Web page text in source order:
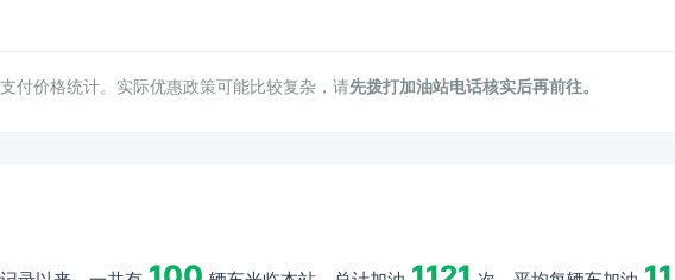
付价格统计。实际优惠政策可能比较复杂，请先拨打加油站电话核实后再前往。